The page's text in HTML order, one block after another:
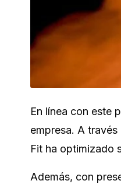
En línea con este
empresa. A
Fit ha optimizado
Además, con